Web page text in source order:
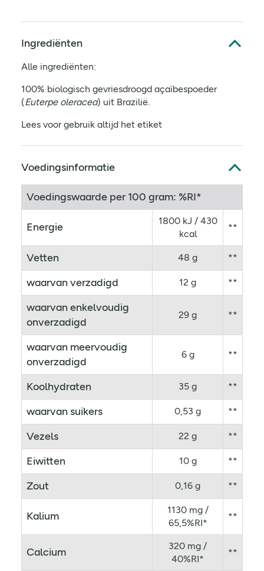
Ingrediënten
Alle ingrediënten:
100% biologisch gevriesdroogd açaïbespoeder
(Euterpe oleracea) uit Brazilië.
Lees voor gebruik altijd het etiket
Voedingsinformatie
Voedingswaarde per 100 gram: %RI*
Energie
1800 kJ / 430
kcal
**
Vetten 48 g **
waarvan verzadigd 12 g **
waarvan enkelvoudig
onverzadigd
29 g **
waarvan meervoudig
onverzadigd
6 g **
Koolhydraten 35 g **
waarvan suikers 0,53 g **
Vezels 22 g **
Eiwitten 10 g **
Zout 0,16 g **
Kalium
1130 mg /
65,5%RI*
**
Calcium
320 mg /
40%RI*
**